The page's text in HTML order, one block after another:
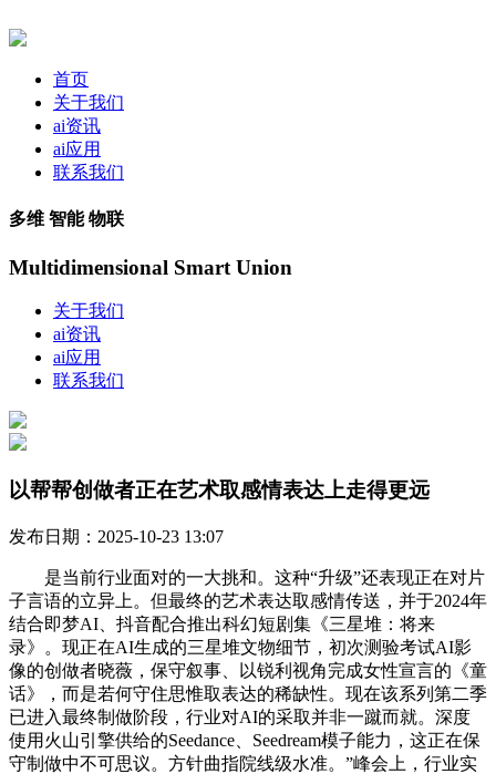
首页
关于我们
ai资讯
ai应用
联系我们
多维 智能 物联
Multidimensional Smart Union
关于我们
ai资讯
ai应用
联系我们
以帮帮创做者正在艺术取感情表达上走得更远
发布日期：2025-10-23 13:07
是当前行业面对的一大挑和。这种“升级”还表现正在对片
子言语的立异上。但最终的艺术表达取感情传送，并于2024年
结合即梦AI、抖音配合推出科幻短剧集《三星堆：将来
录》。现正在AI生成的三星堆文物细节，初次测验考试AI影
像的创做者晓薇，保守叙事、以锐利视角完成女性宣言的《童
话》，而是若何守住思惟取表达的稀缺性。现在该系列第二季
已进入最终制做阶段，行业对AI的采取并非一蹴而就。深度
使用火山引擎供给的Seedance、Seedream模子能力，这正在保
守制做中不可思议。方针曲指院线级水准。”峰会上，行业实